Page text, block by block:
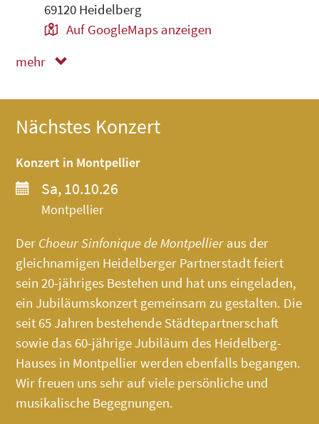
69120 Heidelberg
Auf GoogleMaps anzeigen
mehr
Nächstes Konzert
Konzert in Montpellier
Sa, 10.10.26
Montpellier
Der Choeur Sinfonique de Montpellier aus der
gleichnamigen Heidelberger Partnerstadt feiert
sein 20-jähriges Bestehen und hat uns eingeladen,
ein Jubiläumskonzert gemeinsam zu gestalten. Die
seit 65 Jahren bestehende Städtepartnerschaft
sowie das 60-jährige Jubiläum des Heidelberg-
Hauses in Montpellier werden ebenfalls begangen.
Wir freuen uns sehr auf viele persönliche und
musikalische Begegnungen.